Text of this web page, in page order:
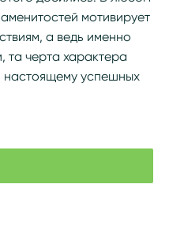
мотивирует
а ведь именно
та черта характера
настоящему успешных